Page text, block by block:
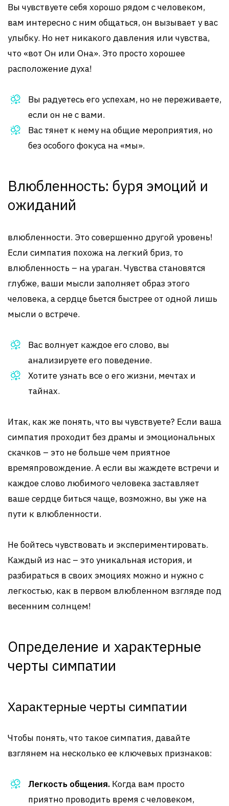
Вы чувствуете себя хорошо рядом с человеком,
вам интересно с ним общаться, он вызывает у вас
улыбку. Но нет никакого давления или чувства,
что «вот Он или Она». Это просто хорошее
расположение духа!
Вы радуетесь его успехам, но не переживаете,
если он не с вами.
Вас тянет к нему на общие мероприятия, но
без особого фокуса на «мы».
Влюбленность: буря эмоций и
ожиданий
влюбленности. Это совершенно другой уровень!
Если симпатия похожа на легкий бриз, то
влюбленность – на ураган. Чувства становятся
глубже, ваши мысли заполняет образ этого
человека, а сердце бьется быстрее от одной лишь
мысли о встрече.
Вас волнует каждое его слово, вы
анализируете его поведение.
Хотите узнать все о его жизни, мечтах и
тайнах.
Итак, как же понять, что вы чувствуете? Если ваша
симпатия проходит без драмы и эмоциональных
скачков – это не больше чем приятное
времяпровождение. А если вы жаждете встречи и
каждое слово любимого человека заставляет
ваше сердце биться чаще, возможно, вы уже на
пути к влюбленности.
Не бойтесь чувствовать и экспериментировать.
Каждый из нас – это уникальная история, и
разбираться в своих эмоциях можно и нужно с
легкостью, как в первом влюбленном взгляде под
весенним солнцем!
Определение и характерные
черты симпатии
Характерные черты симпатии
Чтобы понять, что такое симпатия, давайте
взглянем на несколько ее ключевых признаков:
Легкость общения. Когда вам просто
приятно проводить время с человеком,